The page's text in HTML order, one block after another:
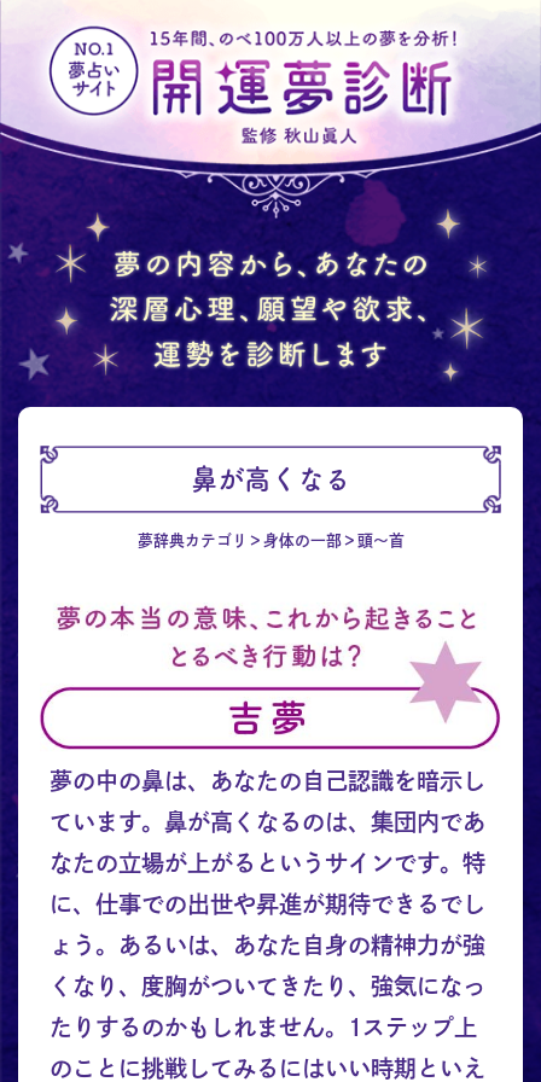
鼻が高くなる
夢辞典カテゴリ 身体の一部 頭～首
夢の中の鼻は、あなたの自己認識を暗示し
ています。鼻が高くなるのは、集団内であ
なたの立場が上がるというサインです。特
に、仕事での出世や昇進が期待できるでし
ょう。あるいは、あなた自身の精神力が強
くなり、度胸がついてきたり、強気になっ
たりするのかもしれません。1ステップ上
のことに挑戦してみるにはいい時期といえ